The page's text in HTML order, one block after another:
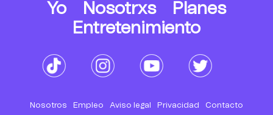
Yo Nosotrxs
Planes
Entretenimiento
Nosotros Empleo Aviso legal Privacidad Contacto